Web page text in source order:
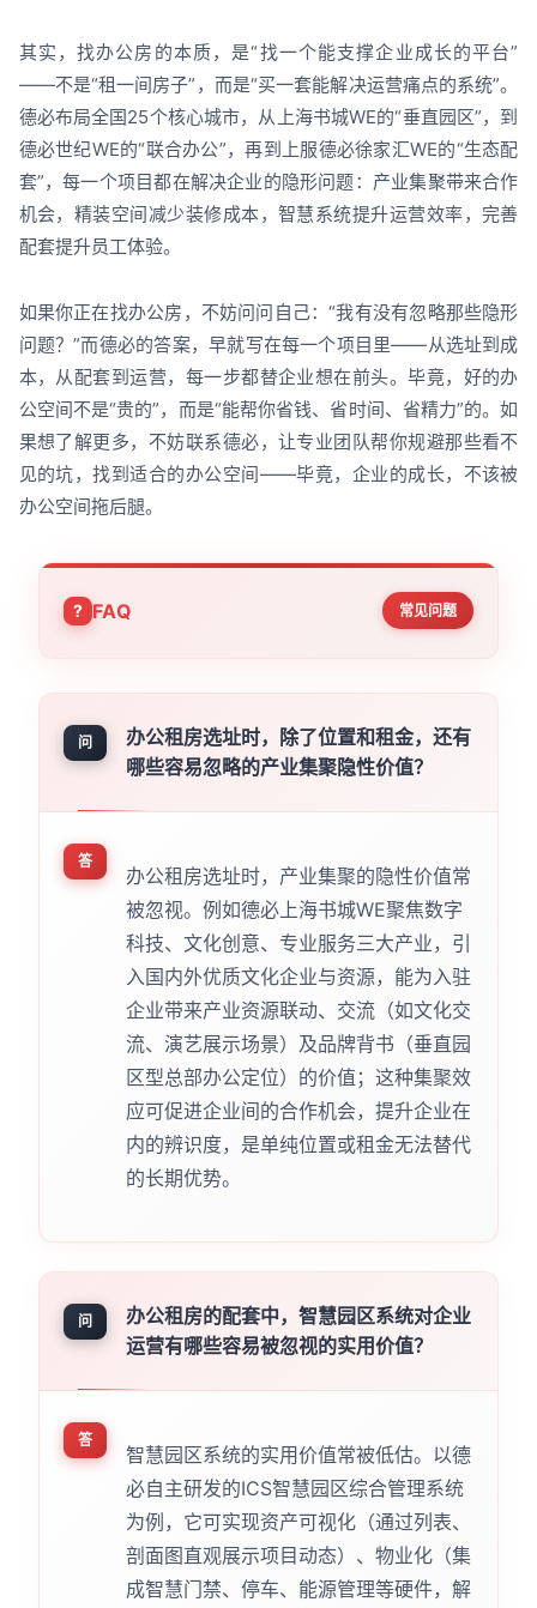
其实，找办公房的本质，是“找一个能支撑企业成长的平台”
——不是“租一间房子”，而是“买一套能解决运营痛点的系统”。
德必布局全国25个核心城市，从上海书城WE的“垂直园区”，到
德必世纪WE的“联合办公”，再到上服德必徐家汇WE的“生态配
套”，每一个项目都在解决企业的隐形问题：产业集聚带来合作
机会，精装空间减少装修成本，智慧系统提升运营效率，完善
配套提升员工体验。
如果你正在找办公房，不妨问问自己：“我有没有忽略那些隐形
问题？”而德必的答案，早就写在每一个项目里——从选址到成
本，从配套到运营，每一步都替企业想在前头。毕竟，好的办
公空间不是“贵的”，而是“能帮你省钱、省时间、省精力”的。如
果想了解更多，不妨联系德必，让专业团队帮你规避那些看不
见的坑，找到适合的办公空间——毕竟，企业的成长，不该被
办公空间拖后腿。
FAQ 常见问题
问
办公租房选址时，除了位置和租金，还有
哪些容易忽略的产业集聚隐性价值？
答
办公租房选址时，产业集聚的隐性价值常
被忽视。例如德必上海书城WE聚焦数字
科技、文化创意、专业服务三大产业，引
入国内外优质文化企业与资源，能为入驻
企业带来产业资源联动、交流（如文化交
流、演艺展示场景）及品牌背书（垂直园
区型总部办公定位）的价值；这种集聚效
应可促进企业间的合作机会，提升企业在
内的辨识度，是单纯位置或租金无法替代
的长期优势。
问
办公租房的配套中，智慧园区系统对企业
运营有哪些容易被忽视的实用价值？
答
智慧园区系统的实用价值常被低估。以德
必自主研发的ICS智慧园区综合管理系统
为例，它可实现资产可视化（通过列表、
剖面图直观展示项目动态）、物业化（集
成智慧门禁、停车、能源管理等硬件，解